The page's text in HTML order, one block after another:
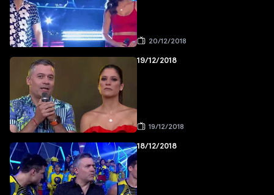
20/12/2018
19/12/2018
19/12/2018
18/12/2018